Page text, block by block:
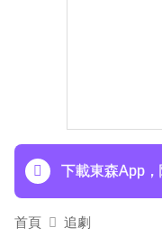
下載東森App，
首頁 追劇